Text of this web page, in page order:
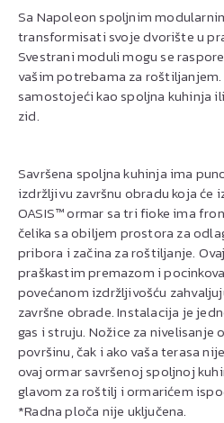
Sa Napoleon spoljnim
transformisati svoje dvorište u
Svestrani moduli mogu se
vašim potrebama za
samostojeći kao spoljna kuhinja
zid.
Savršena spoljna kuhinja ima
izdržljivu završnu obradu koja će
OASIS™ ormar sa tri fioke ima
čelika sa obiljem prostora za
pribora i začina za roštiljanje.
praškastim premazom i
povećanom izdržljivošću
završne obrade. Instalacija je
gas i struju. Nožice za nivelisanje
površinu, čak i ako vaša terasa
ovaj ormar savršenoj spoljnoj
glavom za roštilj i ormarićem
*Radna ploča nije uključena.